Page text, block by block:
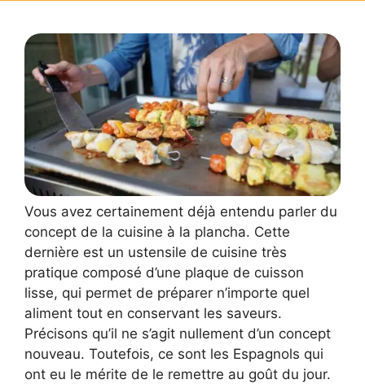
Vous avez certainement déjà entendu parler du
concept de la cuisine à la plancha. Cette
dernière est un ustensile de cuisine très
pratique composé d’une plaque de cuisson
lisse, qui permet de préparer n’importe quel
aliment tout en conservant les saveurs.
Précisons qu’il ne s’agit nullement d’un concept
nouveau. Toutefois, ce sont les Espagnols qui
ont eu le mérite de le remettre au goût du jour.